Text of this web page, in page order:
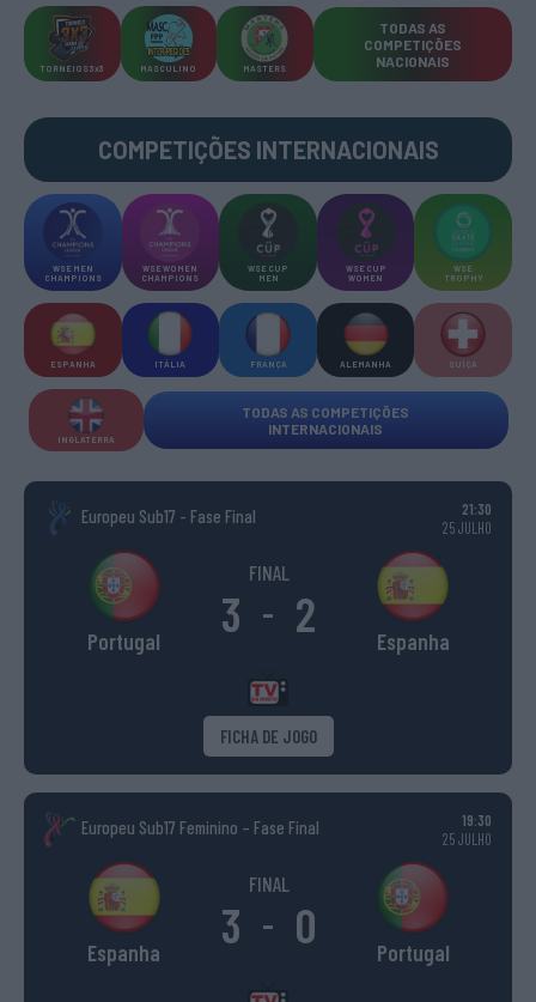
TORNEIOS 3x3 MASCULINO MASTERS
TODAS AS
COMPETIÇÕES
NACIONAIS
COMPETIÇÕES INTERNACIONAIS
WSE MEN
CHAMPIONS
WSE WOMEN
CHAMPIONS
WSE CUP
MEN
WSE CUP
WOMEN
WSE
TROPHY
ESPANHA ITÁLIA FRANÇA ALEMANHA SUÍÇA
INGLATERRA
TODAS AS COMPETIÇÕES
INTERNACIONAIS
Europeu Sub17 - Fase Final
21:30
25 JULHO
Portugal
FINAL
3 - 2 Espanha
FICHA DE JOGO
Europeu Sub17 Feminino – Fase Final
19:30
25 JULHO
Espanha
FINAL
3 - 0 Portugal